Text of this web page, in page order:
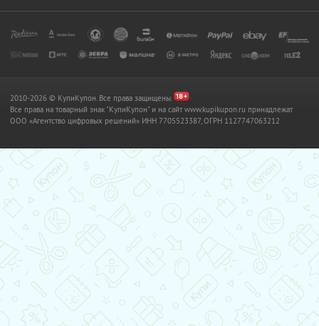
2010-2026 © КупиКупон. Все права защищены.
Все права на товарный знак "КупиКупон" и на сайт www.kupikupon.ru принадлежат
OOO «Агентство цифровых решений» ИНН 7705523387, ОГРН 1127747063212